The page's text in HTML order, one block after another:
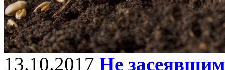
13.10.2017 Не